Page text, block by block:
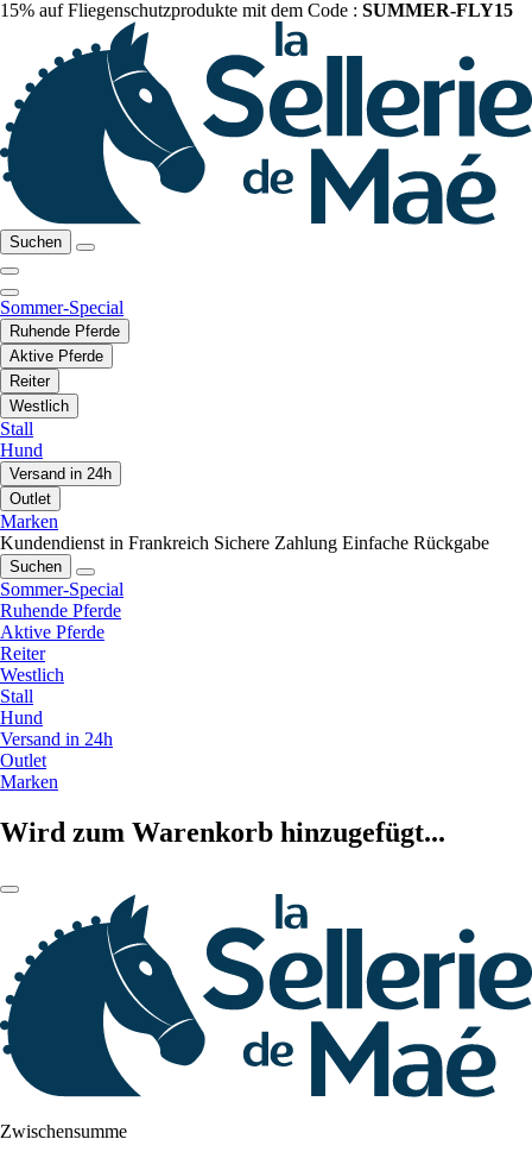
15% auf Fliegenschutzprodukte mit dem Code : SUMMER-FLY15
Suchen
Sommer-Special
Ruhende Pferde
Aktive Pferde
Reiter
Westlich
Stall
Hund
Versand in 24h
Outlet
Marken
Kundendienst in Frankreich Sichere Zahlung Einfache Rückgabe
Suchen
Sommer-Special
Ruhende Pferde
Aktive Pferde
Reiter
Westlich
Stall
Hund
Versand in 24h
Outlet
Marken
Wird zum Warenkorb hinzugefügt...
Zwischensumme